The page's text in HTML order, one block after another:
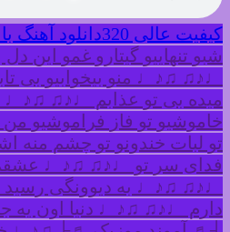
کیفیت عالی 320
دانلود آهنگ
شبو تنهاییو گیتارو غمو این
♩♪♫ ♫♪♩ منو بیخوابیو بی
میده بی تو عذابم ♩♪♫ ♫♪♩
خاموشیو تو فاز فراموشیو
تو لبات خندونو تو چشم منه
فدای سر تو ♩♪♫ ♫♪♩ عشقم
♩♪♫ ♫♪♩ به دیوونگی رسید
دارم ♩♪♫ ♫♪♩ دنیا اون یه